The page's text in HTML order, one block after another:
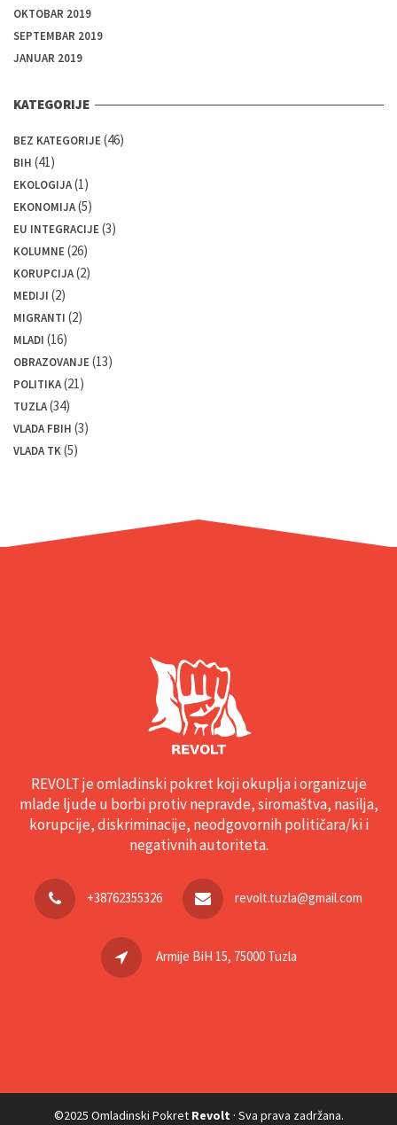
OKTOBAR 2019
SEPTEMBAR 2019
JANUAR 2019
KATEGORIJE
BEZ KATEGORIJE(46)
BIH (41)
EKOLOGIJA(1)
EKONOMIJA(5)
EU INTEGRACIJE(3)
KOLUMNE(26)
KORUPCIJA(2)
MEDIJI (2)
MIGRANTI (2)
MLADI (16)
OBRAZOVANJE(13)
POLITIKA(21)
TUZLA(34)
VLADA FBIH (3)
VLADA TK(5)
REVOLT je omladinski pokret koji okuplja i organizuje
mlade ljude u borbi protiv nepravde, siromaštva, nasilja,
korupcije, diskriminacije, neodgovornih političara/ki i
negativnih autoriteta.
+38762355326 revolt.tuzla@gmail.com
Armije BiH 15, 75000 Tuzla
©2025 Omladinski Pokret Revolt · Sva prava zadržana.